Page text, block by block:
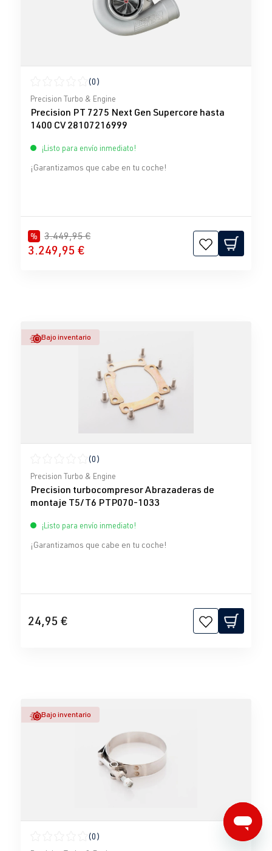
Calificación promedio de 0 de 5 estrellas
(0)
Precision Turbo & Engine
Precision PT 7275 Next Gen Supercore hasta
1400 CV 28107216999
¡Listo para envío inmediato!
¡Garantizamos que cabe en tu coche!
% 3.449,95 €
3.249,95 €
Bajo inventario
Calificación promedio de 0 de 5 estrellas
(0)
Precision Turbo & Engine
Precision turbocompresor Abrazaderas de
montaje T5/T6 PTP070-1033
¡Listo para envío inmediato!
¡Garantizamos que cabe en tu coche!
24,95 €
Bajo inventario
(0)